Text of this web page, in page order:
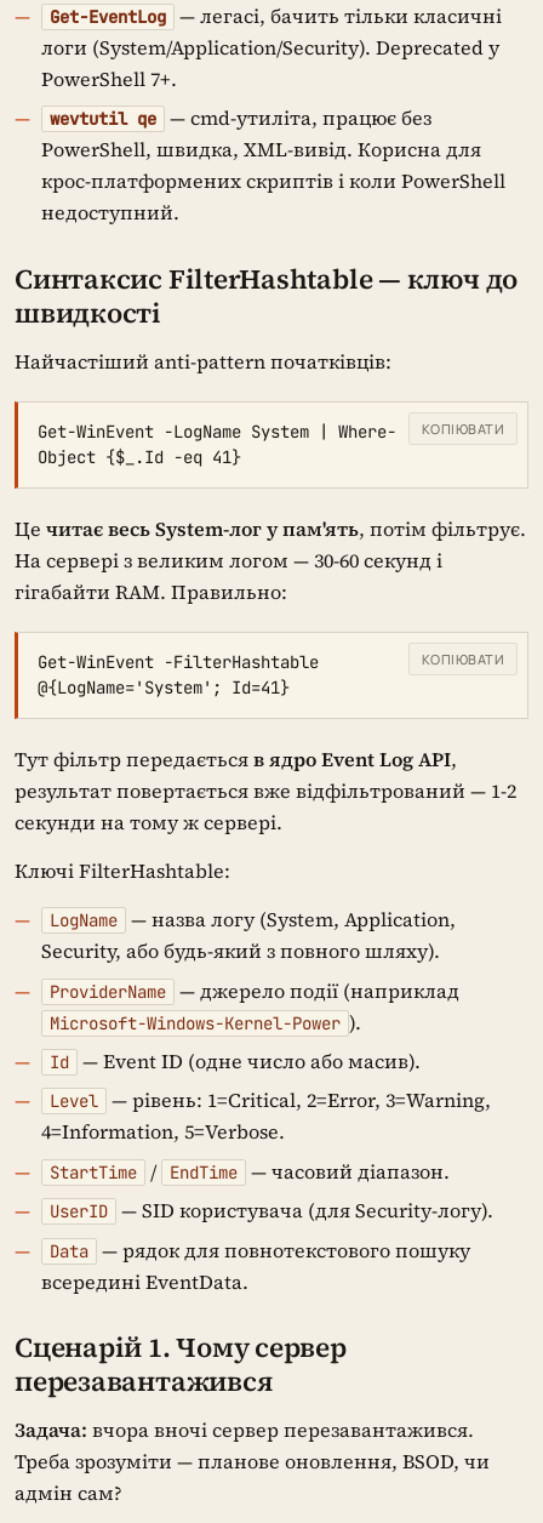
Get-EventLog
— легасі, бачить тільки класичні
логи (System/Application/Security). Deprecated у
PowerShell 7+.
wevtutil qe
— cmd-утиліта, працює без
PowerShell, швидка, XML-вивід. Корисна для
крос-платформених скриптів і коли PowerShell
недоступний.
Синтаксис FilterHashtable — ключ до
швидкості
Найчастіший anti-pattern початківців:
Get-WinEvent -LogName System | Where-
Object {$_.Id -eq 41}
КОПІЮВАТИ
Це читає весь System-лог у пам'ять, потім фільтрує.
На сервері з великим логом — 30-60 секунд і
гігабайти RAM. Правильно:
Get-WinEvent -FilterHashtable
@{LogName='System'; Id=41}
КОПІЮВАТИ
Тут фільтр передаєтьсяв ядро Event Log API,
результат повертається вже відфільтрований — 1-2
секунди на тому ж сервері.
Ключі FilterHashtable:
LogName
— назва логу (System, Application,
Security, або будь-який з повного шляху).
ProviderName — джерело події (наприклад
Microsoft-Windows-Kernel-Power ).
Id — Event ID (одне число або масив).
Level
— рівень: 1=Critical, 2=Error, 3=Warning,
4=Information, 5=Verbose.
StartTime / EndTime — часовий діапазон.
UserID — SID користувача (для Security-логу).
Data
— рядок для повнотекстового пошуку
всередині EventData.
Сценарій 1. Чому сервер
перезавантажився
Задача: вчора вночі сервер перезавантажився.
Треба зрозуміти — планове оновлення, BSOD, чи
адмін сам?